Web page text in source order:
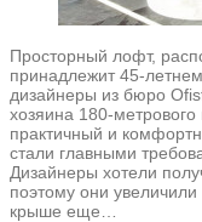
Просторный лофт,
принадлежит 45-
дизайнеры из бюро
хозяина 180-
практичный и
стали главными
Дизайнеры хотели
поэтому они
крыше еще…